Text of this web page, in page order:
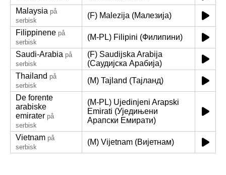
Malaysia på
serbisk
(F) Malezija (Малезија)
Filippinene på
serbisk
(M-PL) Filipini (Филипини)
Saudi-Arabia på
serbisk
(F) Saudijska Arabija
(Саудијска Арабија)
Thailand på
serbisk
(M) Tajland (Тајланд)
De forente
arabiske
emirater på
serbisk
(M-PL) Ujedinjeni Arapski
Emirati (Уједињени
Арапски Емирати)
Vietnam på
serbisk
(M) Vijetnam (Вијетнам)